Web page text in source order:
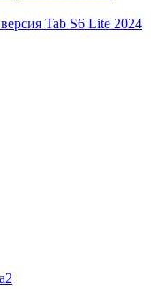
Tab S6 Lite 2024